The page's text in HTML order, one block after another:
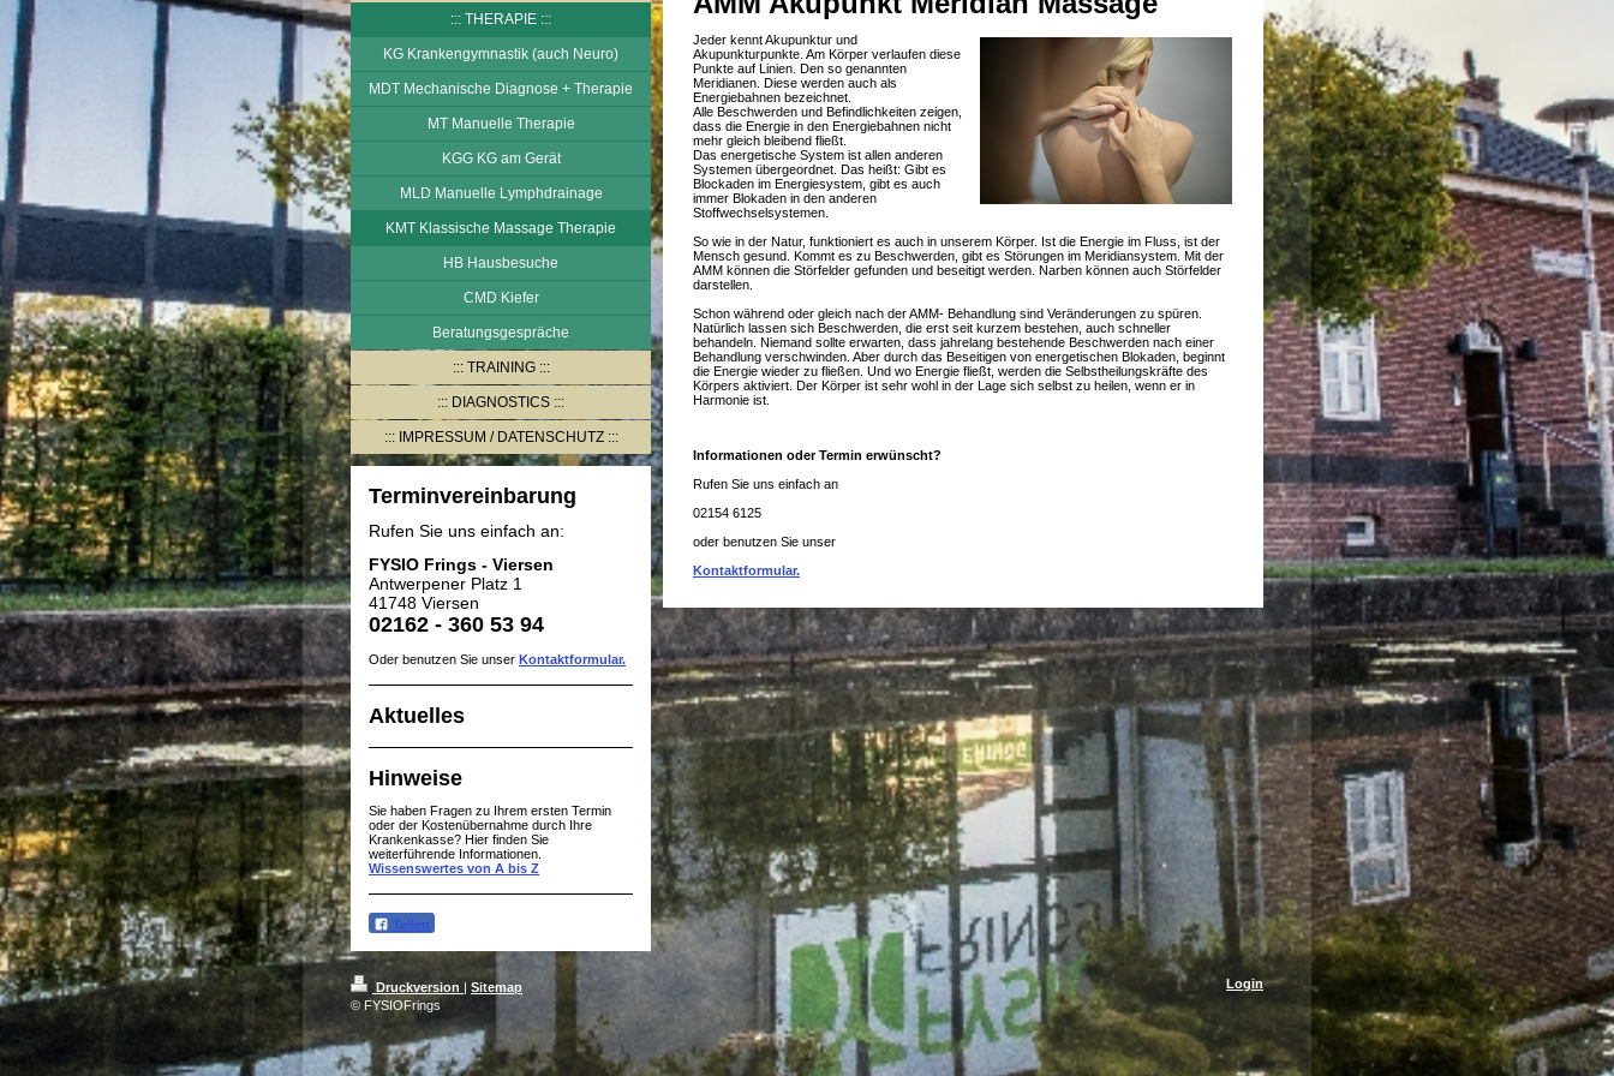
THERAPIE
KG Krankengymnastik (auch Neuro)
MDT Mechanische Diagnose + Therapie
MT Manuelle Therapie
KGG KG am Gerät
MLD Manuelle Lymphdrainage
KMT Klassische Massage Therapie
HB Hausbesuche
CMD Kiefer
Beratungsgespräche
TRAINING
DIAGNOSTICS
IMPRESSUM / DATENSCHUTZ
Terminvereinbarung
Rufen Sie uns einfach an:
FYSIO Frings - Viersen
Antwerpener Platz 1
41748 Viersen
02162 - 360 53 94
Oder benutzen Sie unser Kontaktformular.
Aktuelles
Hinweise
Sie haben Fragen zu Ihrem ersten Termin
oder der Kostenübernahme durch Ihre
Krankenkasse? Hier finden Sie
weiterführende Informationen.
Wissenswertes von A bis Z
Teilen
Jeder kennt Akupunktur und
Akupunkturpunkte. Am Körper verlaufen diese
Punkte auf Linien. Den so genannten
Meridianen. Diese werden auch als
Energiebahnen bezeichnet.
Alle Beschwerden und Befindlichkeiten zeigen,
dass die Energie in den Energiebahnen nicht
mehr gleich bleibend fließt.
Das energetische System ist allen anderen
Systemen übergeordnet. Das heißt: Gibt es
Blockaden im Energiesystem, gibt es auch
immer Blokaden in den anderen
Stoffwechselsystemen.
So wie in der Natur, funktioniert es auch in unserem Körper. Ist die Energie im Fluss, ist der
Mensch gesund. Kommt es zu Beschwerden, gibt es Störungen im Meridiansystem. Mit der
AMM können die Störfelder gefunden und beseitigt werden. Narben können auch Störfelder
darstellen.
Schon während oder gleich nach der AMM- Behandlung sind Veränderungen zu spüren.
Natürlich lassen sich Beschwerden, die erst seit kurzem bestehen, auch schneller
behandeln. Niemand sollte erwarten, dass jahrelang bestehende Beschwerden nach einer
Behandlung verschwinden. Aber durch das Beseitigen von energetischen Blokaden, beginnt
die Energie wieder zu fließen. Und wo Energie fließt, werden die Selbstheilungskräfte des
Körpers aktiviert. Der Körper ist sehr wohl in der Lage sich selbst zu heilen, wenn er in
Harmonie ist.
Informationen oder Termin erwünscht?
Rufen Sie uns einfach an
02154 6125
oder benutzen Sie unser
Kontaktformular.
Druckversion | Sitemap
© FYSIOFrings
Login